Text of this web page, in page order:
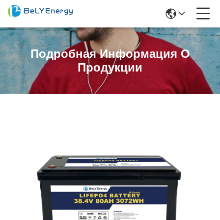
Подробная Информация О
Продукции